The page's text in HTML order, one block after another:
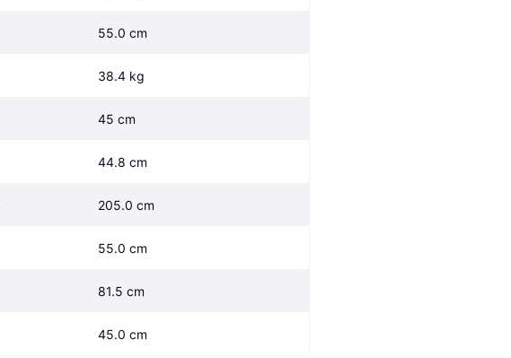
55.0 cm
38.4 kg
45 cm
44.8 cm
205.0 cm
55.0 cm
81.5 cm
45.0 cm